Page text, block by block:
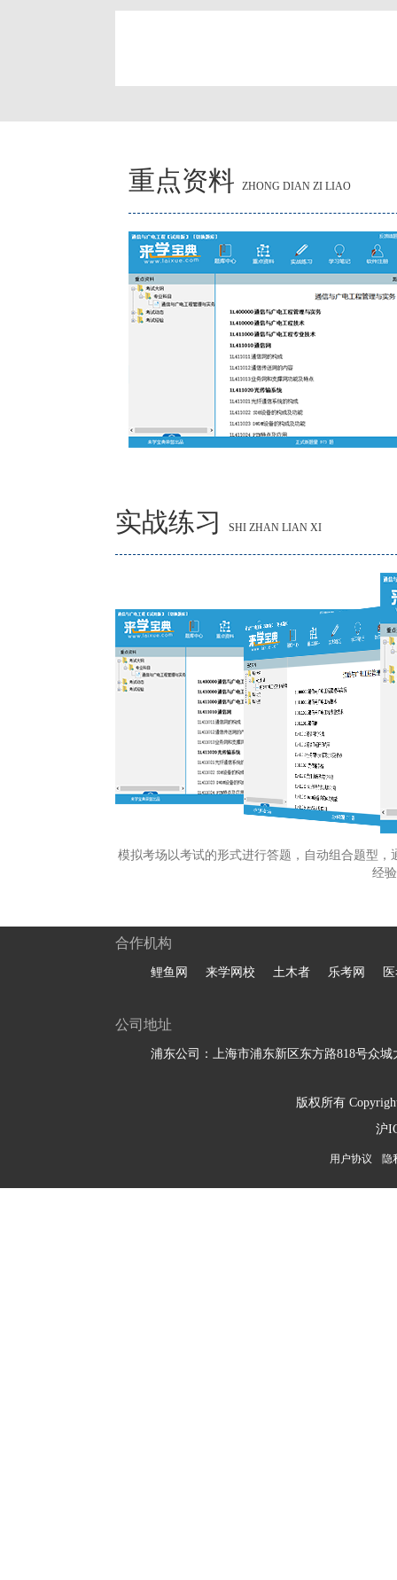
重点资料 ZHONG DIAN ZI LIAO
实战练习 SHI ZHAN LIAN XI
模拟考场以考试的形式进行答题，自动组合题型
经
合作机构
鲤鱼网 来学网校 土木者 乐考网
公司地址
浦东公司：上海市浦东新区东方路818号众城
版权所有
沪
用户协议 隐